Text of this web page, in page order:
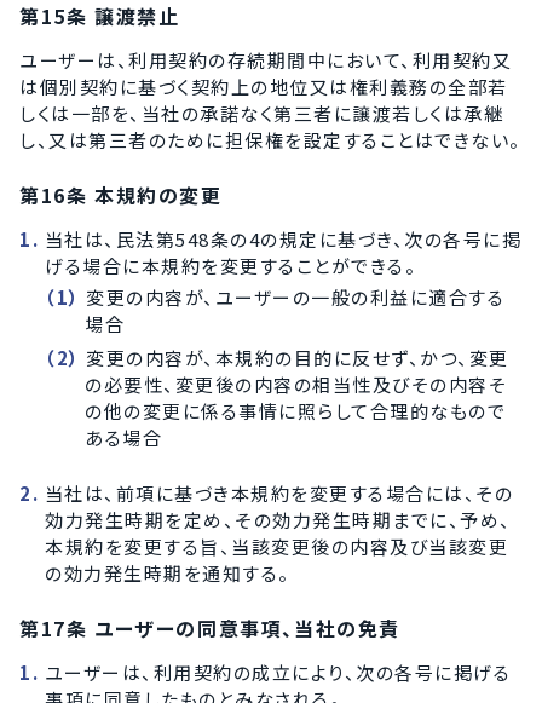
第15条 譲渡禁止
ユーザーは、利用契約の存続期間中において、利用契約又
は個別契約に基づく契約上の地位又は権利義務の全部若
しくは一部を、当社の承諾なく第三者に譲渡若しくは承継
し、又は第三者のために担保権を設定することはできない。
第16条 本規約の変更
当社は、民法第548条の4の規定に基づき、次の各号に掲
げる場合に本規約を変更することができる。
変更の内容が、ユーザーの一般の利益に適合する
場合
変更の内容が、本規約の目的に反せず、かつ、変更
の必要性、変更後の内容の相当性及びその内容そ
の他の変更に係る事情に照らして合理的なもので
ある場合
当社は、前項に基づき本規約を変更する場合には、その
効力発生時期を定め、その効力発生時期までに、予め、
本規約を変更する旨、当該変更後の内容及び当該変更
の効力発生時期を通知する。
第17条 ユーザーの同意事項、当社の免責
ユーザーは、利用契約の成立により、次の各号に掲げる